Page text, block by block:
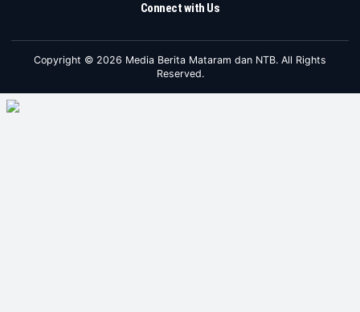
Connect with Us
Copyright © 2026 Media Berita Mataram dan NTB. All Rights
Reserved.